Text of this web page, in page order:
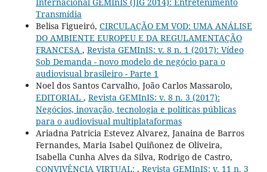
Internacional GEMInIS (JIG 2014): Entretenimento
Transmídia
Belisa Figueiró, CIRCULAÇÃO EM VOD: UMA ANÁLISE
DO AMBIENTE EUROPEU E DA REGULAMENTAÇÃO
FRANCESA , Revista GEMInIS: v. 8 n. 1 (2017): Vídeo
Sob Demanda - novo modelo de negócio para o
audiovisual brasileiro - Parte 1
Noel dos Santos Carvalho, João Carlos Massarolo,
EDITORIAL , Revista GEMInIS: v. 8 n. 3 (2017):
Negócios, inovação, tecnologia e políticas públicas
para o audiovisual multiplataformas
Ariadna Patricia Estevez Alvarez, Janaina de Barros
Fernandes, Maria Isabel Quiñonez de Oliveira,
Isabella Cunha Alves da Silva, Rodrigo de Castro,
CONVIVÊNCIA VIRTUAL: , Revista GEMInIS: v. 11 n. 3